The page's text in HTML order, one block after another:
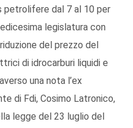
petrolifere dal 7 al 10 per
legislatura con
del prezzo del
di idrocarburi liquidi e
una nota l’ex
di Fdi, Cosimo Latronico,
legge del 23 luglio del